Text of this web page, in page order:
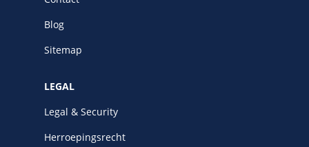
Blog
Sitemap
LEGAL
Legal & Security
Herroepingsrecht